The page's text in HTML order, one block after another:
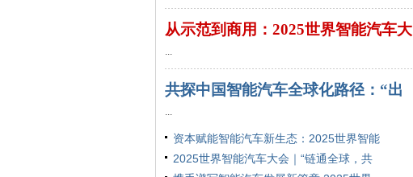
从示范到商用：2025世界智能汽车大
...
共探中国智能汽车全球化路径：“出
...
资本赋能智能汽车新生态：2025世界智能
2025世界智能汽车大会｜“链通全球，共